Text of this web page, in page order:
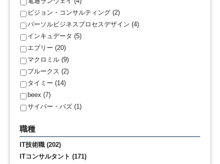
ビジョン・コンサルティング (2)
パーソルビジネスプロセスデザイン (4)
インキュデータ (5)
エブリー (20)
マクロミル (9)
プルークス (2)
タイミー (14)
beex (7)
サイバー・バズ (1)
職種
IT技術職 (202)
ITコンサルタント (171)